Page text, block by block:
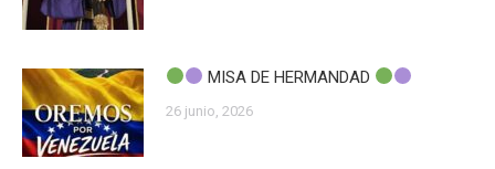
MISA DE HERMANDAD
26 junio, 2026